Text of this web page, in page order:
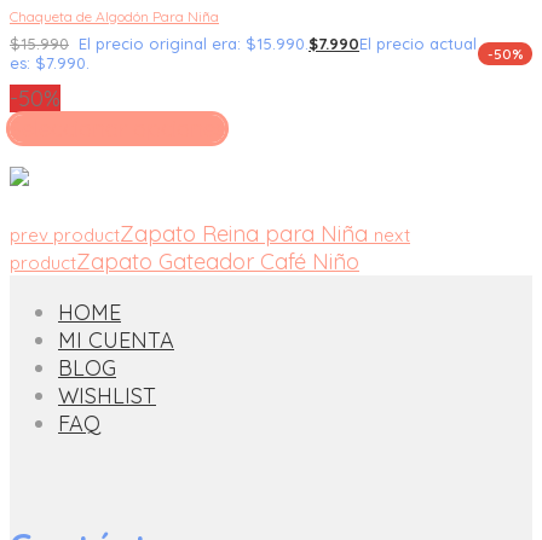
Chaqueta de Algodón Para Niña
$15.990 El precio original era: $15.990. $7.990El precio actual
es: $7.990.
-50%
-50%
Seleccionar opciones
prev productZapato Reina para Niña next
productZapato Gateador Café Niño
HOME
MI CUENTA
BLOG
WISHLIST
FAQ